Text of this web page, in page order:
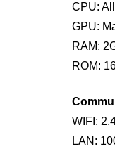
CPU:
GPU:
RAM:
ROM:
WIFI:
LAN: